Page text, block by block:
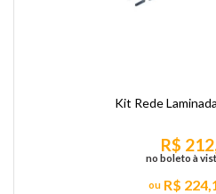
Kit Rede
R$
R$
no boleto à